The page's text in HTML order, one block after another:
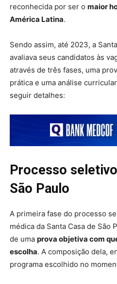
reconhecida por ser o maior
América Latina.
Sendo assim, até 2023, a
avaliava seus candidatos às
através de três fases, uma
prática e uma análise
seguir detalhes:
Processo
São Paulo
A primeira fase do processo
médica da Santa Casa de São
de uma prova objetiva com
escolha. A composição dela,
programa escolhido no